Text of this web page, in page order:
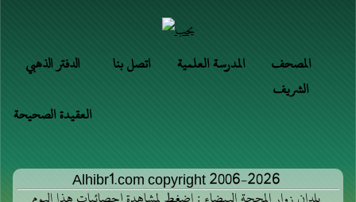
الدفتر الذهبي اتصل بنا المدرسة العلمية
المصحف
الشريف
العقيدة الصحيحة
Alhibr1.com copyright 2006-2026